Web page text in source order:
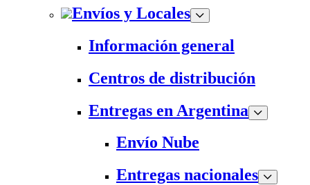
Envíos y Locales
Información general
Centros de distribución
Entregas en Argentina
Envío Nube
Entregas nacionales